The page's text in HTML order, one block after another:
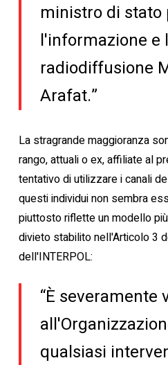
ministro di stato
l'informazione e
radiodiffusione
Arafat.”
La stragrande maggioranza
rango, attuali o ex, affiliate al
tentativo di utilizzare i canali
questi individui non sembra
piuttosto riflette un modello
divieto stabilito nell'Articolo 3
dell'INTERPOL:
“È severamente
qualsiasi